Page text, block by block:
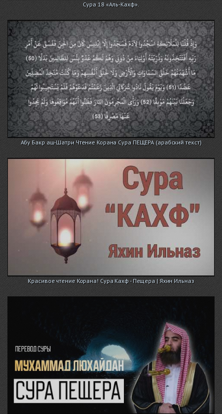
Сура 18 «Аль-Кахф».
Абу Бакр аш-Шатри Чтение Корана Сура ПЕЩЕРА (арабский текст)
Красивое чтение Корана! Сура Кахф - Пещера | Яхин Ильназ